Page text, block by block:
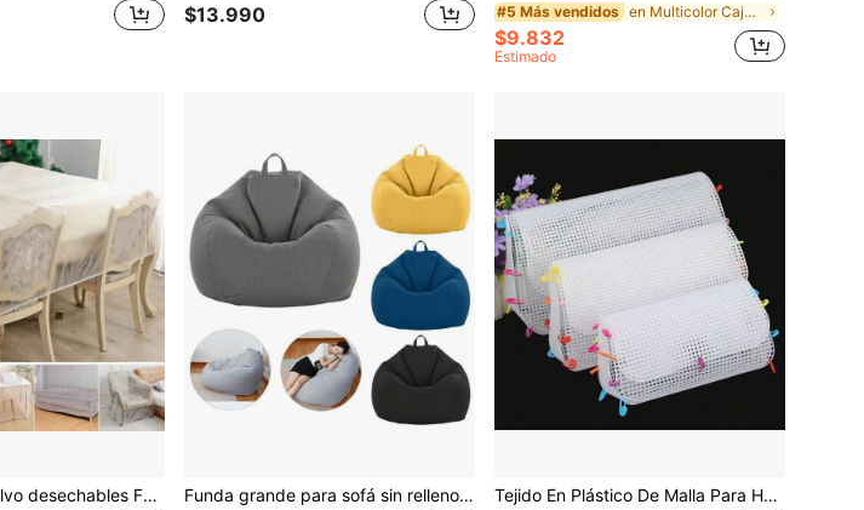
$13.990 #5 Más vendidos en Multicolor Cajas De Joyería
$9.832
Estimado
Cubiertas de polvo desechables Funda de polvo de muebles elástica Película de polvo de plástico Funda antipolvo para sofá para muebles, dormitorio, sofá, pintura de pared, protector de polvo Funda grande para sofá sin relleno, silla puf, sofá holgado para adultos, funda de silla tatami esponjosa y transpirable, sin acolchado incluido Tejido En Plástico De Malla Para Hacer Bolsas De Artesanía Diy, Material De Tejido Para Hacer Bolsas De Enganche Con Ganchillo De Rejilla De Plástico